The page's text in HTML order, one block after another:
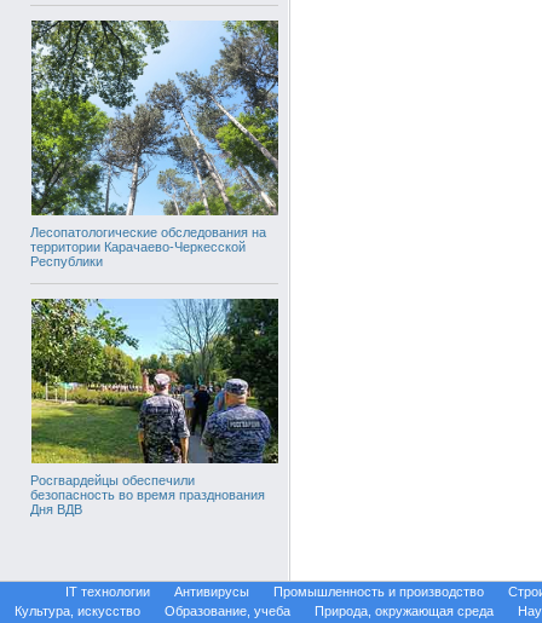
Лесопатологические обследования на
территории Карачаево-Черкесской
Республики
Росгвардейцы обеспечили
безопасность во время празднования
Дня ВДВ
IT технологии Антивирусы Промышленность и производство
Культура, искусство
Образование, учеба Природа, окружающая среда